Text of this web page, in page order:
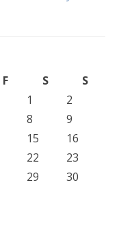
F S
S
1
2
8
9
15
16
22
23
29
30